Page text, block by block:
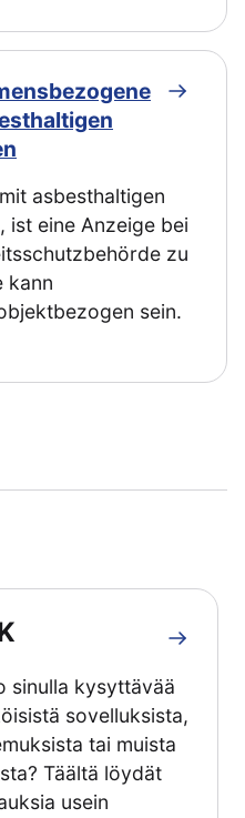
asbesthaltigen
ist eine Anzeige bei
zu
kann
sein.
sinulla kysyttävää
sovelluksista,
tai muista
Täältä löydät
usein